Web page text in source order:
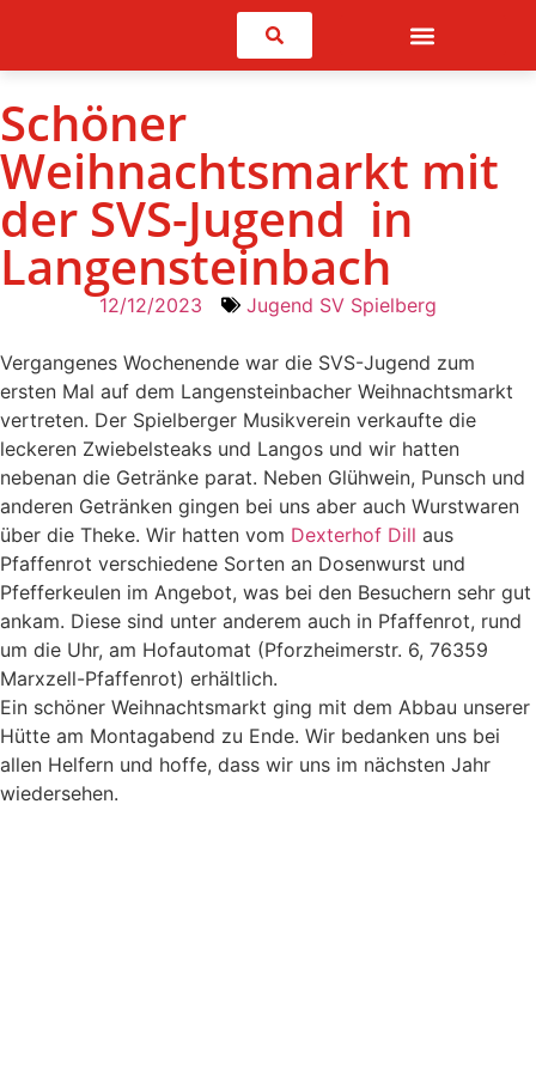
Suchen
Schöner
Weihnachtsmarkt mit
der SVS-Jugend in
Langensteinbach
12/12/2023 Jugend SV Spielberg
Vergangenes Wochenende war die SVS-Jugend zum
ersten Mal auf dem Langensteinbacher Weihnachtsmarkt
vertreten. Der Spielberger Musikverein verkaufte die
leckeren Zwiebelsteaks und Langos und wir hatten
nebenan die Getränke parat. Neben Glühwein, Punsch und
anderen Getränken gingen bei uns aber auch Wurstwaren
über die Theke. Wir hatten vom Dexterhof Dill aus
Pfaffenrot verschiedene Sorten an Dosenwurst und
Pfefferkeulen im Angebot, was bei den Besuchern sehr gut
ankam. Diese sind unter anderem auch in Pfaffenrot, rund
um die Uhr, am Hofautomat (Pforzheimerstr. 6, 76359
Marxzell-Pfaffenrot) erhältlich.
Ein schöner Weihnachtsmarkt ging mit dem Abbau unserer
Hütte am Montagabend zu Ende. Wir bedanken uns bei
allen Helfern und hoffe, dass wir uns im nächsten Jahr
wiedersehen.